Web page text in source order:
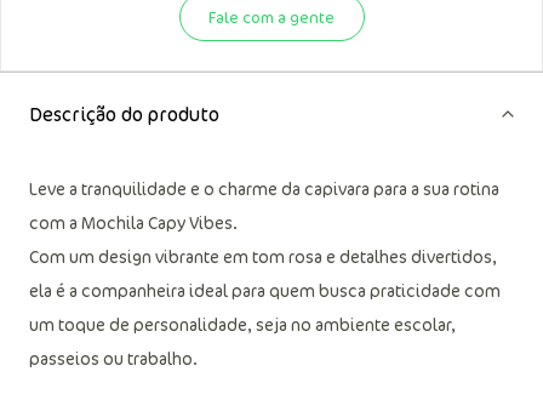
Fale com a gente
Descrição do produto
Leve a tranquilidade e o charme da capivara para a sua rotina
com a Mochila Capy Vibes.
Com um design vibrante em tom rosa e detalhes divertidos,
ela é a companheira ideal para quem busca praticidade com
um toque de personalidade, seja no ambiente escolar,
passeios ou trabalho.